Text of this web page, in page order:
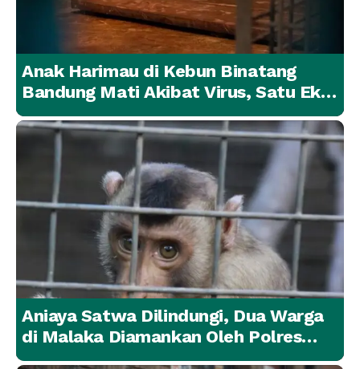
Anak Harimau di Kebun Binatang
Bandung Mati Akibat Virus, Satu Ekor
Lainnya Berangsur Membaik
Aniaya Satwa Dilindungi, Dua Warga
di Malaka Diamankan Oleh Polres
Malaka